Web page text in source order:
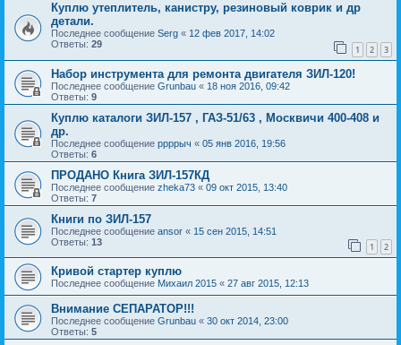
Куплю утеплитель, канистру, резиновый коврик и др
детали.
Последнее сообщение Serg « 12 фев 2017, 14:02
Ответы: 29 1 2 3
Набор инструмента для ремонта двигателя ЗИЛ-120!
Последнее сообщение Grunbau « 18 ноя 2016, 09:42
Ответы: 9
Куплю каталоги ЗИЛ-157 , ГАЗ-51/63 , Москвичи 400-408 и
др.
Последнее сообщение ррррыч « 05 янв 2016, 19:56
Ответы: 6
ПРОДАНО Книга ЗИЛ-157КД
Последнее сообщение zheka73 « 09 окт 2015, 13:40
Ответы: 7
Книги по ЗИЛ-157
Последнее сообщение ansor « 15 сен 2015, 14:51
Ответы: 13 1 2
Кривой стартер куплю
Последнее сообщение Михаил 2015 « 27 авг 2015, 12:13
Внимание СЕПАРАТОР!!!
Последнее сообщение Grunbau « 30 окт 2014, 23:00
Ответы: 5